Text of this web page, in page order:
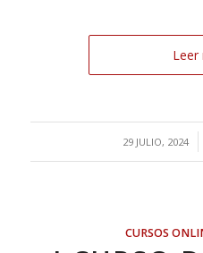
Leer
29 JULIO, 2024
/
CURSOS